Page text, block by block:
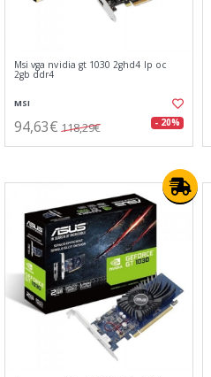
Msi vga nvidia gt 1030 2ghd4 lp oc
2gb ddr4
MSI
94,63€ 118,29€ - 20%